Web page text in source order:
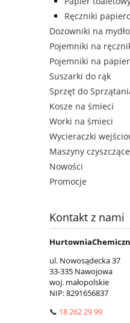
Ręczniki
Dozowniki na mydło
Pojemniki na
Pojemniki na
Suszarki do rąk
Sprzęt do
Kosze na śmieci
Worki na śmieci
Wycieraczki
Maszyny czyszczące
Nowości
Promocje
Kontakt z nami
ul. Nowosądecka 37
33-335 Nawojowa
woj. małopolskie
NIP:8291656837
📞 18 262 29 99